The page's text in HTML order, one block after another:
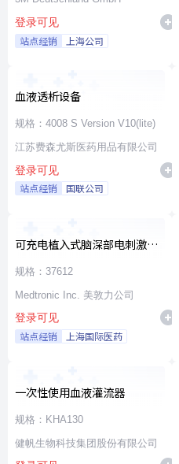
登录可见
站点经销 上海公司
血液透析设备
规格：4008 S Version V10(lite)
江苏费森尤斯医药用品有限公司
登录可见
站点经销 国联公司
可充电植入式脑深部电刺激脉
冲发生器套件
规格：37612
Medtronic Inc. 美敦力公司
登录可见
站点经销 上海国际医药
一次性使用血液灌流器
规格：KHA130
健帆生物科技集团股份有限公司